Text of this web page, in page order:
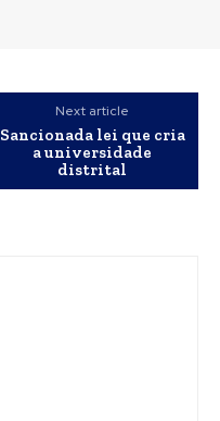
Next article
Sancionada lei que cria
a universidade
distrital